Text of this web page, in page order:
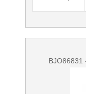
BJO86831